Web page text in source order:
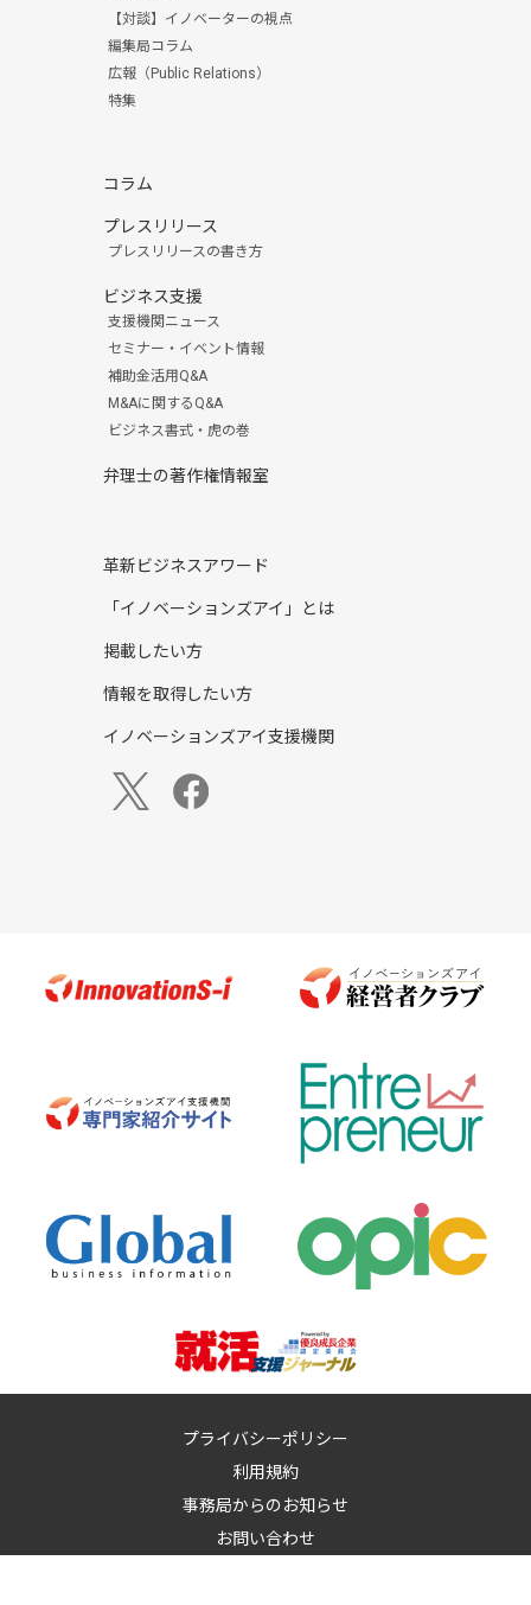
【対談】イノベーターの視点
編集局コラム
広報（Public Relations）
特集
コラム
プレスリリース
プレスリリースの書き方
ビジネス支援
支援機関ニュース
セミナー・イベント情報
補助金活用Q&A
M&Aに関するQ&A
ビジネス書式・虎の巻
弁理士の著作権情報室
革新ビジネスアワード
「イノベーションズアイ」とは
掲載したい方
情報を取得したい方
イノベーションズアイ支援機関
プライバシーポリシー
利用規約
事務局からのお知らせ
お問い合わせ